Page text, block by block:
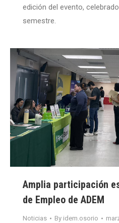
edición del evento,
semestre.
Amplia participación
de Empleo de ADEM
Noticias By idem.osorio